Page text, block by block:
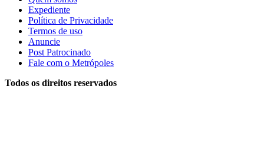
Expediente
Política de Privacidade
Termos de uso
Anuncie
Post Patrocinado
Fale com o Metrópoles
Todos os direitos reservados